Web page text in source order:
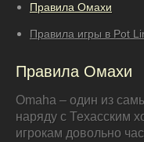
Правила Омахи
Правила игры в Pot
Правила Омахи
Omaha – один из
наряду с Техасским
игрокам довольно